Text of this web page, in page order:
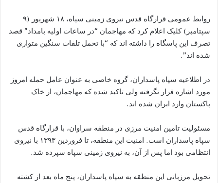
روابط عمومی قرارگاه قدس نیروی زمینی سپاه، ۱۸ شهریور (۹
سپتامبر) کلیک اعلام کرد که مهاجمان “در ساعات اولیه بامداد” قصد
تصرف این پاسگاه را داشته اند که “با تحمل تلفات سنگین متواری
شده اند”.
در اطلاعیه سپاه پاسداران، گروه خاصی به عنوان عامل حمله امروز
مورد اشاره قرار نگرفته ولی تاکید شده که مهاجمان، از خاک
پاکستان وارد ایران شده اند.
مسئولیت تامین امنیت مرزی در منطقه سراوان، با قرارگاه قدس
سپاه پاسداران است. امنیت این منطقه، تا فروردین ۱۳۹۳ با نیروی
انتظامی بود اما پس از آن، به نیروی زمینی سپاه سپرده شد.
تحویل مرزبانی این منطقه به سپاه پاسداران، پنج ماه بعد از کشته